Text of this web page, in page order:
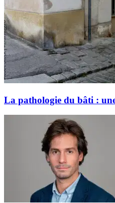
La pathologie du bâti :